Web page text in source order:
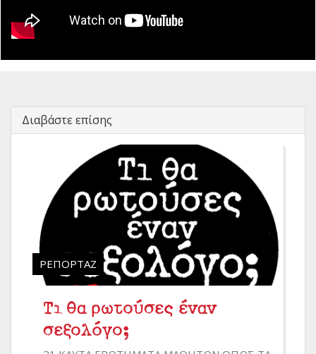
Διαβάστε επίσης
ΡΕΠΟΡΤΆΖ
Τι θα ρωτούσες έναν
σεξολόγο;